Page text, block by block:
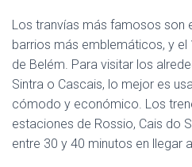
Los tranvías más famosos son
barrios más emblemáticos, y el
de Belém. Para visitar los
Sintra o Cascais, lo mejor es
cómodo y económico. Los
estaciones de Rossio, Cais do
entre 30 y 40 minutos en llegar